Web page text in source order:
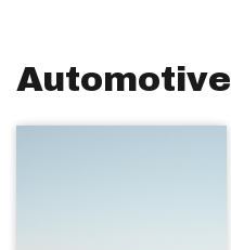
Automotive